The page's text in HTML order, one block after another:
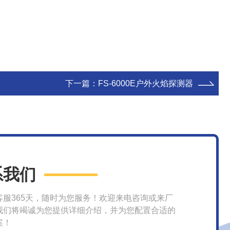
下一篇： FS-6000E户外火焰探测器
们
服365天，随时为您服务！欢迎来电咨询或来厂
们将竭诚为您提供详细介绍，并为您配置合适的